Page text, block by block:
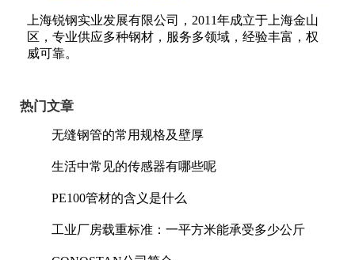
上海锐钢实业发展有限公司，2011年成立于上海金山
区，专业供应多种钢材，服务多领域，经验丰富，权
威可靠。
热门文章
无缝钢管的常用规格及壁厚
生活中常见的传感器有哪些呢
PE100管材的含义是什么
工业厂房载重标准：一平方米能承受多少公斤